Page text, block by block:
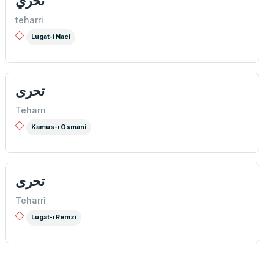
teharri
Lugat-i Naci
تحری
Teharri
Kamus-ı Osmani
تحری
Teharrî
Lugat-ı Remzi